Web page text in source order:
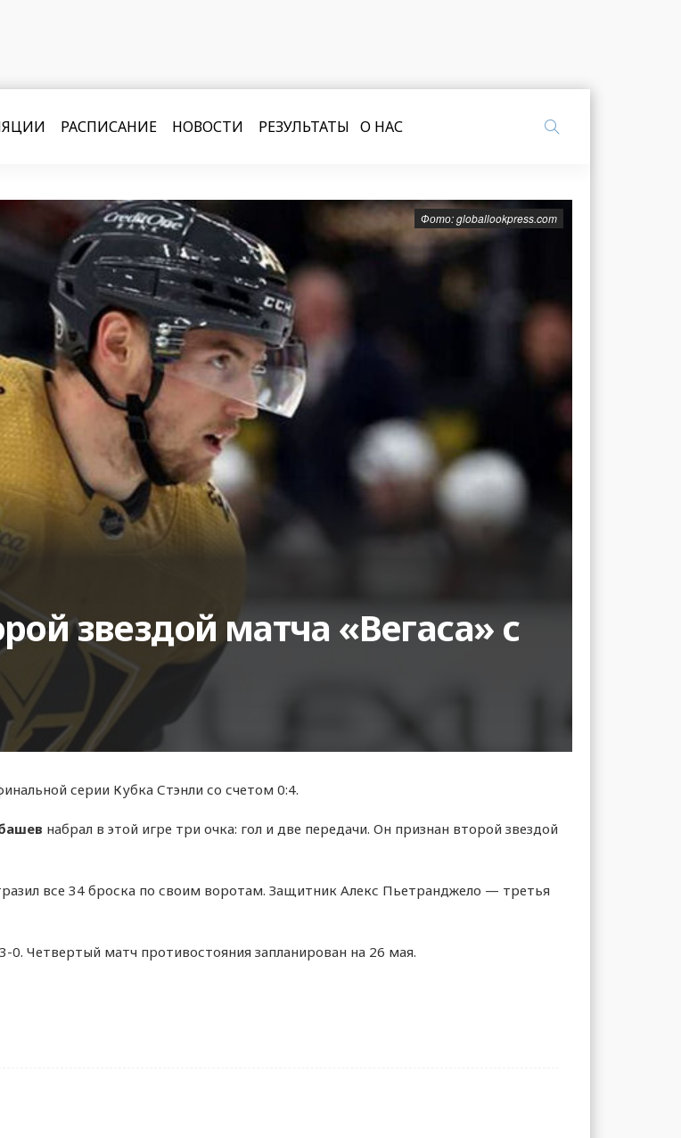
РАСПИСАНИЕ НОВОСТИ РЕЗУЛЬТАТЫ О НАС
звездой матча «Вегаса» с
Фото: globallookpress.com
серии Кубка Стэнли со счетом 0:4.
набрал в этой игре три очка: гол и две передачи. Он признан второй звездой
все 34 броска по своим воротам. Защитник Алекс Пьетранджело — третья
0. Четвертый матч противостояния запланирован на 26 мая.